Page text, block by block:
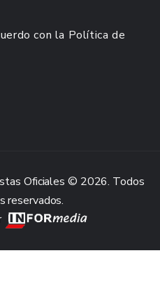
con la Política de
Oficiales © 2026. Todos
reservados.